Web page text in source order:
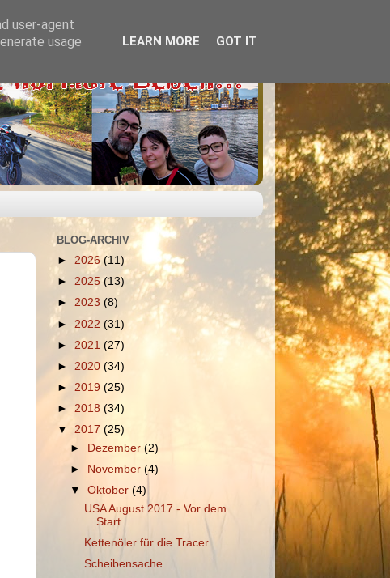
BLOG-ARCHIV
► 2026 (11)
► 2025(13)
► 2023 (8)
► 2022 (31)
► 2021 (27)
► 2020 (34)
► 2019 (25)
► 2018 (34)
▼ 2017 (25)
►
Dezember(2)
►
November(4)
▼Oktober(4)
USA August 2017 - Vor dem
Start
Kettenöler für die Tracer
Scheibensache
user-agent
usage
LEARN MORE GOT IT